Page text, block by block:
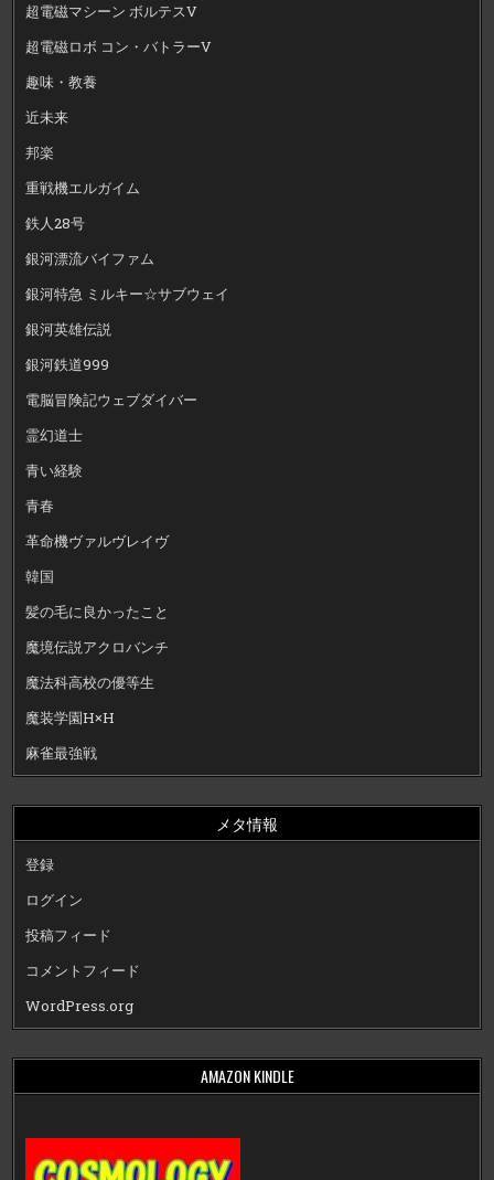
超電磁マシーン ボルテスV
超電磁ロボ コン・バトラーV
趣味・教養
近未来
邦楽
重戦機エルガイム
鉄人28号
銀河漂流バイファム
銀河特急 ミルキー☆サブウェイ
銀河英雄伝説
銀河鉄道999
電脳冒険記ウェブダイバー
霊幻道士
青い経験
青春
革命機ヴァルヴレイヴ
韓国
髪の毛に良かったこと
魔境伝説アクロバンチ
魔法科高校の優等生
魔装学園H×H
麻雀最強戦
メタ情報
登録
ログイン
投稿フィード
コメントフィード
WordPress.org
AMAZON KINDLE